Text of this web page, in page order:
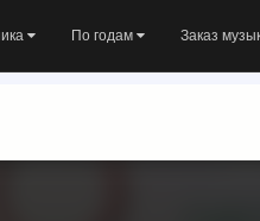
По годам Заказ